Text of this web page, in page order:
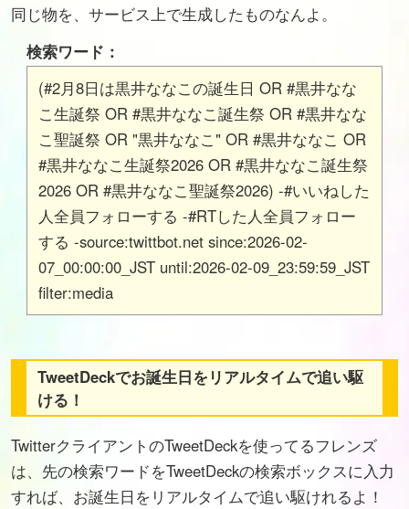
同じ物を、サービス上で生成したものなんよ。
検索ワード：
(#2月8日は黒井ななこの誕生日 OR #黒井なな
こ生誕祭 OR #黒井ななこ誕生祭 OR #黒井なな
こ聖誕祭 OR "黒井ななこ" OR #黒井ななこ OR
#黒井ななこ生誕祭2026 OR #黒井ななこ誕生祭
2026 OR #黒井ななこ聖誕祭2026) -#いいねした
人全員フォローする -#RTした人全員フォロー
する -source:twittbot.net since:2026-02-
07_00:00:00_JST until:2026-02-09_23:59:59_JST
filter:media
TweetDeckでお誕生日をリアルタイムで追い駆
ける！
TwitterクライアントのTweetDeckを使ってるフレンズ
は、先の検索ワードをTweetDeckの検索ボックスに入力
すれば、お誕生日をリアルタイムで追い駆けれるよ！